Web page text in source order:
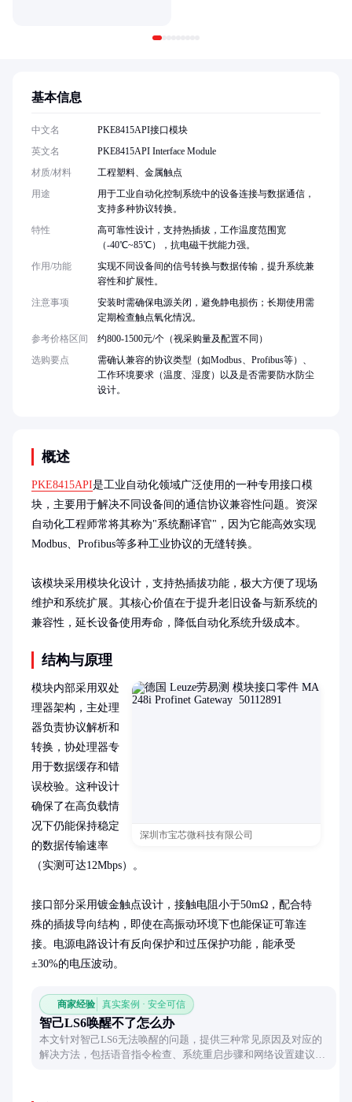
概述
PKE8415API是工业自动化领域广泛使用的一种专用接口模
块，主要用于解决不同设备间的通信协议兼容性问题。资深
自动化工程师常将其称为"系统翻译官"，因为它能高效实现
Modbus、Profibus等多种工业协议的无缝转换。
该模块采用模块化设计，支持热插拔功能，极大方便了现场
维护和系统扩展。其核心价值在于提升老旧设备与新系统的
兼容性，延长设备使用寿命，降低自动化系统升级成本。
结构与原理
深圳市宝芯微科技有限公司
模块内部采用双处
理器架构，主处理
器负责协议解析和
转换，协处理器专
用于数据缓存和错
误校验。这种设计
确保了在高负载情
况下仍能保持稳定
的数据传输速率
（实测可达12Mbps）。
接口部分采用镀金触点设计，接触电阻小于50mΩ，配合特
殊的插拔导向结构，即使在高振动环境下也能保证可靠连
接。电源电路设计有反向保护和过压保护功能，能承受
±30%的电压波动。
商家经验 真实案例 · 安全可信
智己LS6唤醒不了怎么办
本文针对智己LS6无法唤醒的问题，提供三种常见原因及对应的
解决方法，包括语音指令检查、系统重启步骤和网络设置建议，
基本信息
中文名
PKE8415API接口模块
英文名
PKE8415API Interface Module
材质/材料
工程塑料、金属触点
用途
用于工业自动化控制系统中的设备连接与数据通信，
支持多种协议转换。
特性
高可靠性设计，支持热插拔，工作温度范围宽
（-40℃~85℃），抗电磁干扰能力强。
作用/功能
实现不同设备间的信号转换与数据传输，提升系统兼
容性和扩展性。
注意事项
安装时需确保电源关闭，避免静电损伤；长期使用需
定期检查触点氧化情况。
参考价格区间
约800-1500元/个（视采购量及配置不同）
选购要点
需确认兼容的协议类型（如Modbus、Profibus等）、
工作环境要求（温度、湿度）以及是否需要防水防尘
设计。